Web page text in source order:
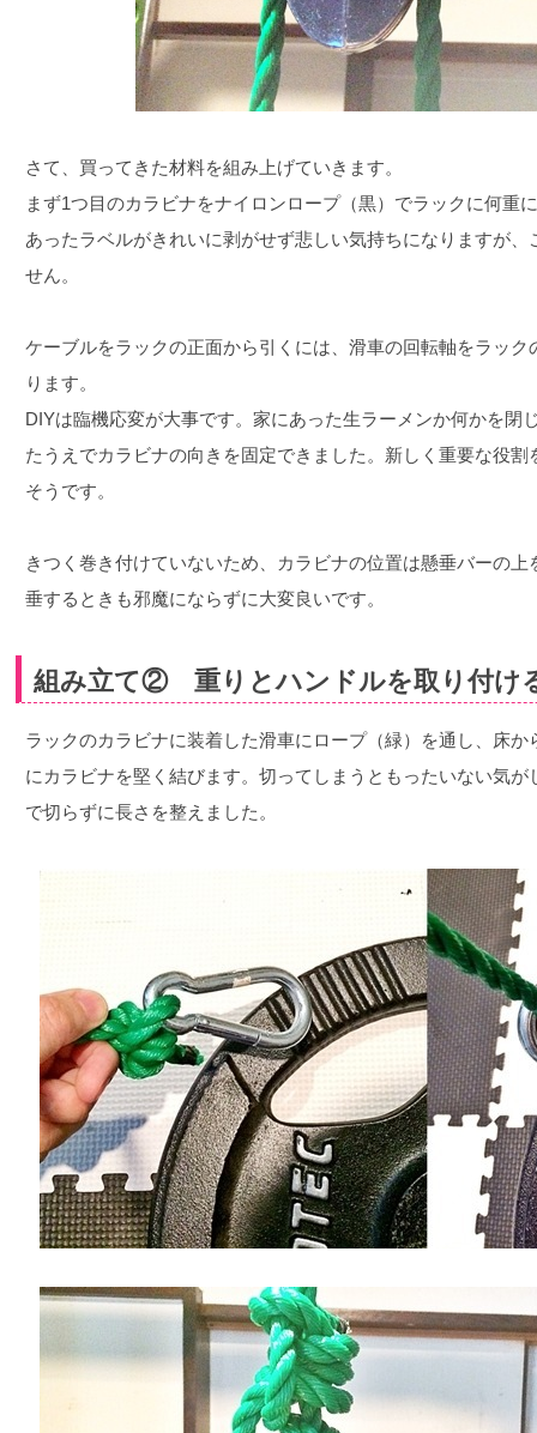
さて、買ってきた材料を組み上げていきます。
まず1つ目のカラビナをナイロンロープ（黒）でラックに何重
あったラベルがきれいに剥がせず悲しい気持ちになりますが
せん。
ケーブルをラックの正面から引くには、滑車の回転軸をラッ
ります。
DIYは臨機応変が大事です。家にあった生ラーメンか何かを閉
たうえでカラビナの向きを固定できました。新しく重要な役
そうです。
きつく巻き付けていないため、カラビナの位置は懸垂バーの
垂するときも邪魔にならずに大変良いです。
組み立て② 重りとハンドルを取り付け
ラックのカラビナに装着した滑車にロープ（緑）を通し、床
にカラビナを堅く結びます。切ってしまうともったいない気
で切らずに長さを整えました。